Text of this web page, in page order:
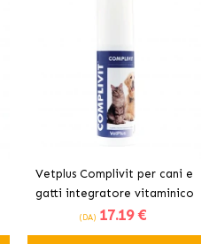
Vetplus Complivit per cani e
gatti integratore vitaminico
in pasta
(DA) 17.19 €